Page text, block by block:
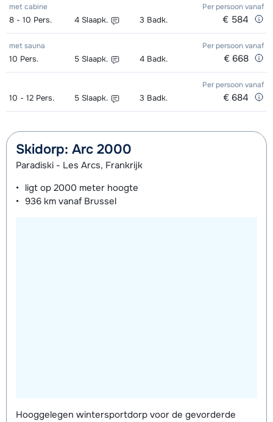
dagen)
van week
Zilver (Evolution) Ski's + Schoenen +
Stokken (8 dagen)
van week
dagen)
afhankelijk
van week
Zilver (Evolution) Schoenen (8
dagen)
afhankelijk
dagen)
van week
Toekomst (Espoir) Schoenen (8
dagen)
afhankelijk
van week
afhankelijk
Mini Kid Ski's + Stokken (8 dagen)
afhankelijk
met cabine Per persoonvanaf
8 - 10 Pers. 4 Slaapk. 3 Badk. € 584
met sauna Per persoonvanaf
10 Pers. 5 Slaapk. 4 Badk. € 668
Per persoonvanaf
10 - 12 Pers. 5 Slaapk. 3 Badk. € 684
Skidorp: Arc 2000
Paradiski - Les Arcs, Frankrijk
ligt op 2000 meter hoogte
936 km vanaf Brussel
Hooggelegen wintersportdorp voor de gevorderde